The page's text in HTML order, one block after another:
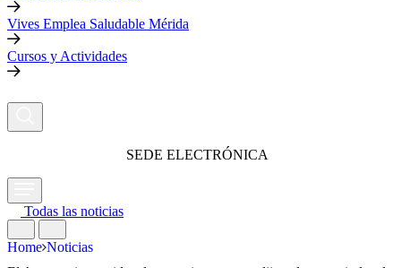
Vives Emplea Saludable Mérida
Cursos y Actividades
SEDE ELECTRÓNICA
Todas las noticias
Home Noticias